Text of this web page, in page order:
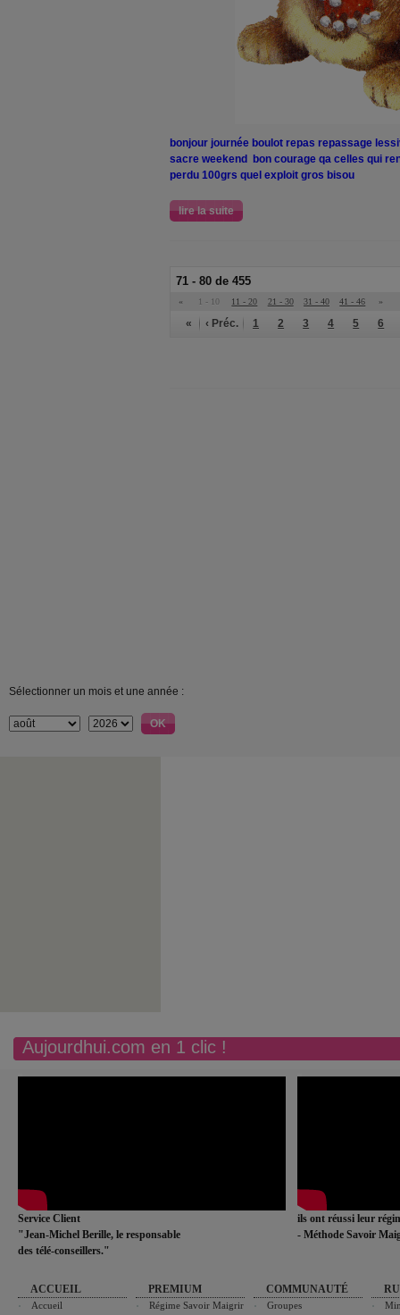
bonjour journée boulot repas repassage
sacre weekend bon courage qa celles qui
perdu 100grs quel exploit gros bisou
lire la suite
71 - 80 de 455
« 1 - 10 11 - 20 21 - 30 31 - 40 41 - 46 »
« ‹ Préc. 1 2 3 4 5 6
Sélectionner un mois et une année :
Aujourdhui.com en 1 clic !
Service Client
"Jean-Michel Berille, le responsable
des télé-conseillers."
ils ont réussi leur
- Méthode Savoir
ACCUEIL
Accueil
PREMIUM
Régime Savoir Maigrir
COMMUNAUTÉ
Groupes